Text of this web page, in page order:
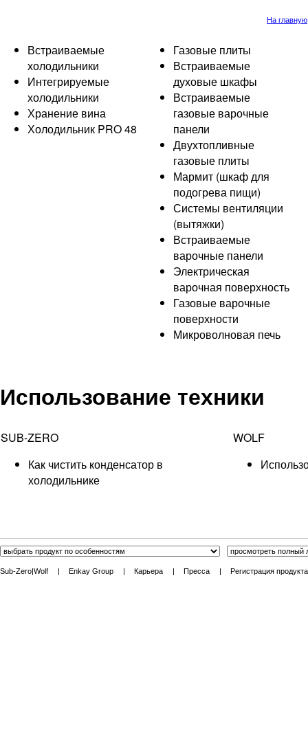
На главную
Встраиваемые
холодильники
Интегрируемые
холодильники
Хранение вина
Холодильник PRO 48
Газовые плиты
Встраиваемые
духовые шкафы
Встраиваемые
газовые варочные
панели
Двухтопливные
газовые плиты
Мармит (шкаф для
подогрева пищи)
Системы вентиляции
(вытяжки)
Встраиваемые
варочные панели
Электрическая
варочная поверхность
Газовые варочные
поверхности
Микроволновая печь
Использование техники
SUB-ZERO
Как чистить конденсатор в
холодильнике
WOLF
Sub-Zero|Wolf | Enkay Group | Карьера | Пресса | Регистрация продукта